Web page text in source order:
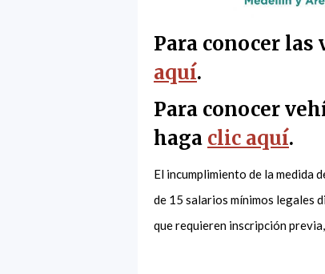
Para conocer las
aquí.
Para conocer
haga clic aquí.
El incumplimiento de la medida
de 15 salarios mínimos legales
que requieren inscripción